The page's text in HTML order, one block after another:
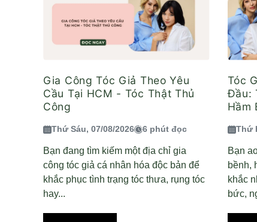
Gia Công Tóc Giả Theo Yêu
Cầu Tại HCM - Tóc Thật Thủ
Công
Thứ Sáu, 07/08/2026 6 phút đọc
Bạn đang tìm kiếm một địa chỉ gia
công tóc giả cá nhân hóa độc bản để
khắc phục tình trạng tóc thưa, rụng tóc
hay...
Tóc
Đầu:
Hầm
Thứ
Bạn
bềnh,
khắc
bức,